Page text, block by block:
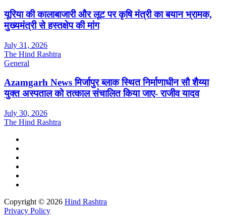
यूरिया की कालाबाजारी और लूट पर कृषि मंत्री का बयान भ्रामक,
मुख्यमंत्री से हस्तक्षेप की मांग
July 31, 2026
The Hind Rashtra
General
Azamgarh News मिर्जापुर ब्लाक स्थित निर्माणाधीन सौ शैय्या
युक्त अस्पताल को तत्काल संचालित किया जाए- राजीव यादव
July 30, 2026
The Hind Rashtra
Copyright © 2026 Hind Rashtra
Privacy Policy